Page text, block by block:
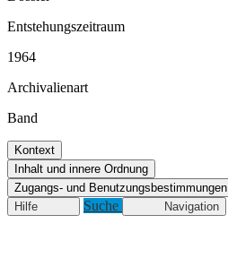
Entstehungszeitraum
1964
Archivalienart
Band
Kontext
Inhalt und innere Ordnung
Zugangs- und Benutzungsbestimmungen
Hilfe
Suche Navigation